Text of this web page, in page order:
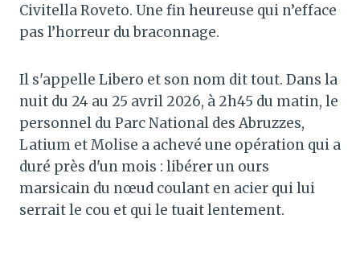
Civitella Roveto. Une fin heureuse qui n’efface
pas l’horreur du braconnage.
Il s'appelle Libero et son nom dit tout. Dans la
nuit du 24 au 25 avril 2026, à 2h45 du matin, le
personnel du Parc National des Abruzzes,
Latium et Molise a achevé une opération qui a
duré près d'un mois : libérer un ours
marsicain du nœud coulant en acier qui lui
serrait le cou et qui le tuait lentement.